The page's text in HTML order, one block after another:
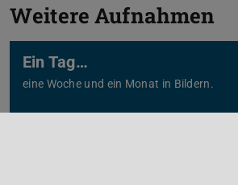
Weitere Aufnahmen
Ein Tag…
eine Woche und ein Monat in Bildern.